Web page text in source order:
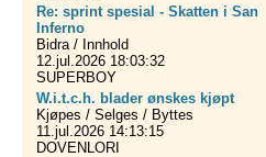
Re: sprint spesial - Skatten i San
Inferno
Bidra / Innhold
12.jul.2026 18:03:32
SUPERBOY
W.i.t.c.h. blader ønskes kjøpt
Kjøpes / Selges / Byttes
11.jul.2026 14:13:15
DOVENLORI